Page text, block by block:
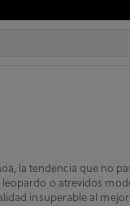
la tendencia que no
o atrevidos
insuperable al